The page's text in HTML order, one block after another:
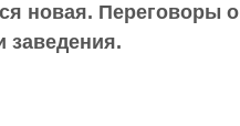
новая. Переговоры о
заведения.